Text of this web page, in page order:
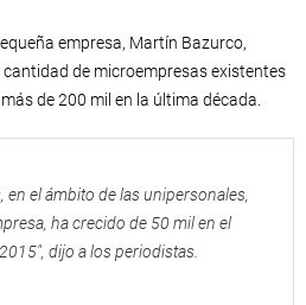
empresa, Martín Bazurco,
de microempresas existentes
de 200 mil en la última década.
en el ámbito de las unipersonales,
ha crecido de 50 mil en el
dijo a los periodistas.